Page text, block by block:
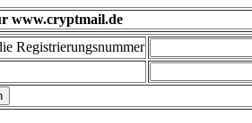
www.cryptmail.de
Registrierungsnummer